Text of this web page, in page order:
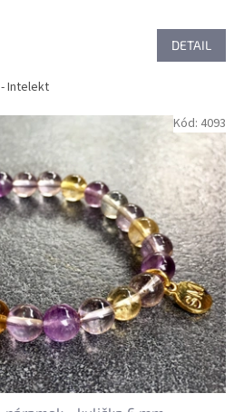
DETAIL
Intelekt
Kód: 4093